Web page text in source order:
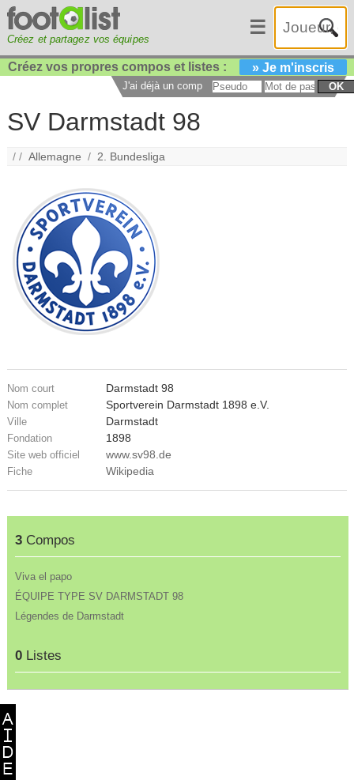
Créez et partagez vos équipes
☰
Créez vos propres compos et listes : » Je m'inscris
J'ai déjà un compte : OK
SV Darmstadt 98
/ /Allemagne / 2. Bundesliga
Nom court Darmstadt 98
Nom complet Sportverein Darmstadt 1898 e.V.
Ville Darmstadt
Fondation 1898
Site web officiel www.sv98.de
Fiche Wikipedia
3Compos
Viva el papo
ÉQUIPE TYPE SV DARMSTADT 98
Légendes de Darmstadt
0Listes